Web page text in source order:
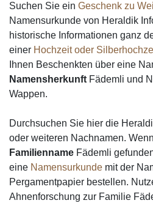
Suchen Sie ein Geschenk zu
Namensurkunde von Heraldik
historische Informationen ganz
einer Hochzeit oder
Ihnen Beschenkten über eine
Namensherkunft Fädemli und
Wappen.
Durchsuchen Sie hier die
oder weiteren Nachnamen.
Familienname Fädemli
eine Namensurkunde mit der
Pergamentpapier bestellen.
Ahnenforschung zur Familie